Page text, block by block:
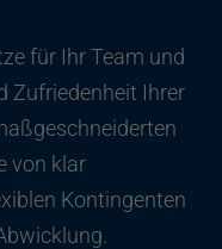
für Ihr Team und
Zufriedenheit Ihrer
von klar
Kontingenten